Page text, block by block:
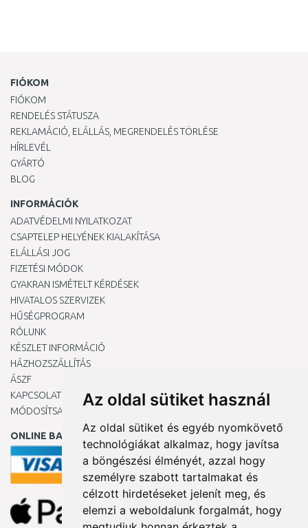
Az oldal sütiket használ
Az oldal sütiket és egyéb nyomkövető
technológiákat alkalmaz, hogy javítsa
a böngészési élményét, azzal hogy
személyre szabott tartalmakat és
célzott hirdetéseket jelenít meg, és
elemzi a weboldalunk forgalmát, hogy
FIÓKOM
FIÓKOM
RENDELÉS STÁTUSZA
REKLAMÁCIÓ, ELÁLLÁS, MEGRENDELÉS TÖRLÉSE
HÍRLEVÉL
GYÁRTÓ
BLOG
INFORMÁCIÓK
ADATVÉDELMI NYILATKOZAT
CSAPTELEP HELYÉNEK KIALAKÍTÁSA
ELÁLLÁSI JOG
FIZETÉSI MÓDOK
GYAKRAN ISMÉTELT KÉRDÉSEK
HIVATALOS SZERVIZEK
HŰSÉGPROGRAM
RÓLUNK
KÉSZLET INFORMÁCIÓ
HÁZHOZSZÁLLÍTÁS
ÁSZF
KAPCSOLAT
MÓDOSÍTSA A COOKIE-BEÁLLÍTÁSAIMAT
ONLINE BANKKÁRTYÁVAL